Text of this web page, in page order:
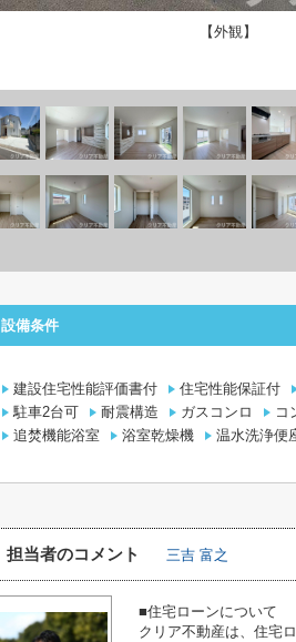
【外観】
設備条件
建設住宅性能評価書付 住宅性能保証付
駐車2台可
耐震構造 ガスコンロ コ
追焚機能浴室
浴室乾燥機 温水洗浄便
担当者のコメント 三吉 富之
■住宅ローンについて
クリア不動産は、住宅